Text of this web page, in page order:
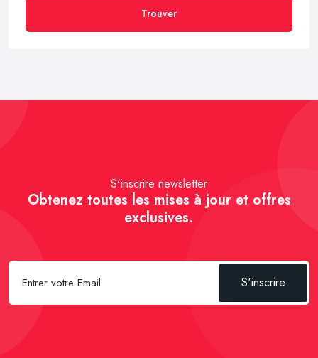
Trouver
S'inscrire newsletter
Obtenez toutes les mises à jour et offres
exclusives.
S'inscrire